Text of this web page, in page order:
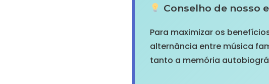
Conselho de nosso
Para maximizar os
alternância entre música
tanto a memória